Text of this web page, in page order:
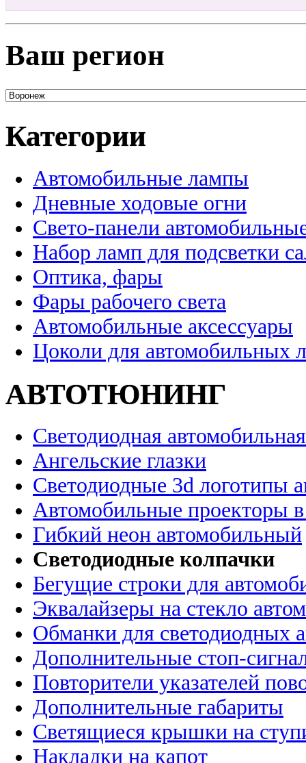
Ваш регион
Категории
Автомобильные лампы
Дневные ходовые огни
Свето-панели
Набор ламп для подсветки
Оптика, фары
Фары рабочего света
Автомобильные аксессуары
Цоколи для автомобильных
АВТОТЮНИНГ
Светодиодная
Ангельские глазки
Светодиодные 3d логотипы
Автомобильные проекторы
Гибкий неон автомобильный
Светодиодные колпачки
Бегущие строки для
Эквалайзеры на стекло
Обманки для светодиодных
Дополнительные стоп-
Повторители указателей
Дополнительные габариты
Светящиеся крышки на
Накладки на капот